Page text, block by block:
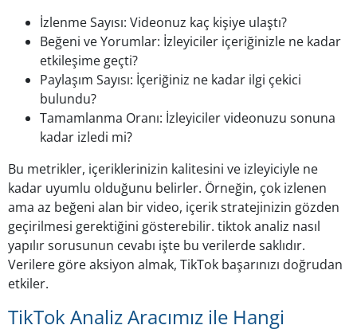
İzlenme Sayısı: Videonuz kaç kişiye ulaştı?
Beğeni ve Yorumlar: İzleyiciler içeriğinizle ne kadar
etkileşime geçti?
Paylaşım Sayısı: İçeriğiniz ne kadar ilgi çekici
bulundu?
Tamamlanma Oranı: İzleyiciler videonuzu sonuna
kadar izledi mi?
Bu metrikler, içeriklerinizin kalitesini ve izleyiciyle ne
kadar uyumlu olduğunu belirler. Örneğin, çok izlenen
ama az beğeni alan bir video, içerik stratejinizin gözden
geçirilmesi gerektiğini gösterebilir. tiktok analiz nasıl
yapılır sorusunun cevabı işte bu verilerde saklıdır.
Verilere göre aksiyon almak, TikTok başarınızı doğrudan
etkiler.
TikTok Analiz Aracımız ile Hangi